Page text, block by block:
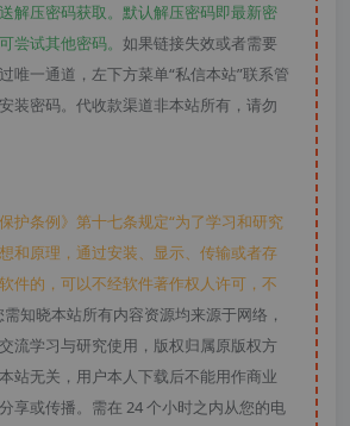
解压密码获取。默认解压密码即最新密
尝试其他密码。 如果链接失效或者需要
唯一通道，左下方菜单“私信本站”联系管
装密码。代收款渠道非本站所有，请勿
护条例》第十七条规定“为了学习和研究
和原理，通过安装、显示、传输或者存
件的，可以不经软件著作权人许可，不
需知晓本站所有内容资源均来源于网络，
流学习与研究使用，版权归属原版权方
站无关，用户本人下载后不能用作商业
享或传播。需在 24 个小时之内从您的电